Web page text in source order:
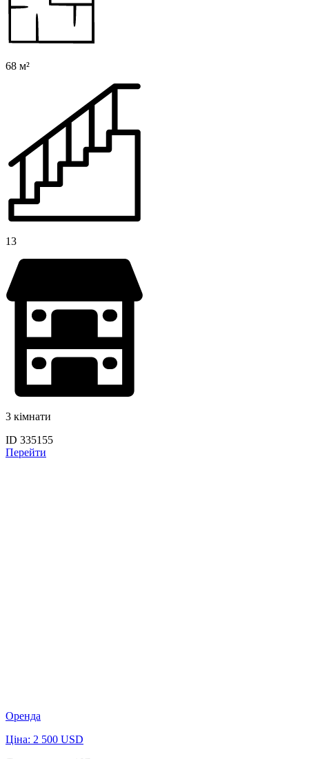
68 м²
13
3 кімнати
ID 335155
Перейти
Оренда
Ціна: 2 500 USD